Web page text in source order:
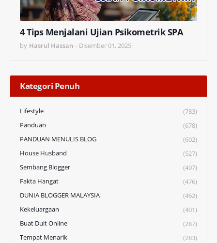
4 Tips Menjalani Ujian Psikometrik SPA
by Hasrul Hassan - Disember 01, 2025
Kategori Penuh
Lifestyle
(783)
Panduan
(678)
PANDUAN MENULIS BLOG
(602)
House Husband
(527)
Sembang Blogger
(497)
Fakta Hangat
(476)
DUNIA BLOGGER MALAYSIA
(462)
Kekeluargaan
(401)
Buat Duit Online
(287)
Tempat Menarik
(283)